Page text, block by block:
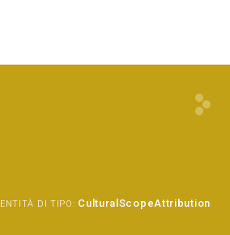
ENTITÀ DI TIPO: CulturalScopeAttribution